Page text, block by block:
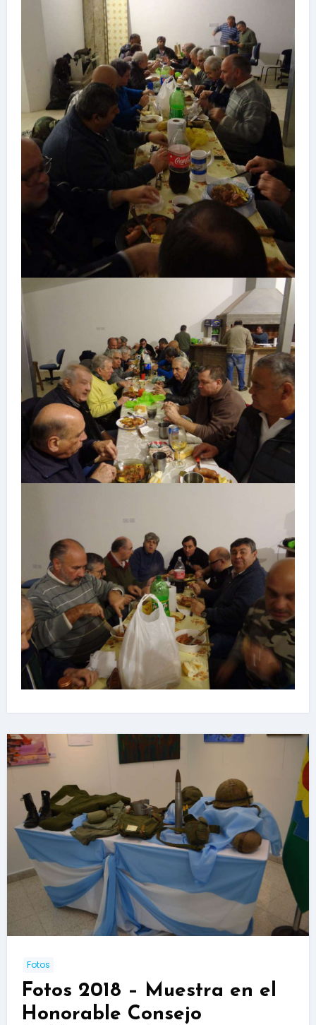
Fotos
Fotos 2018 – Muestra en el
Honorable Consejo